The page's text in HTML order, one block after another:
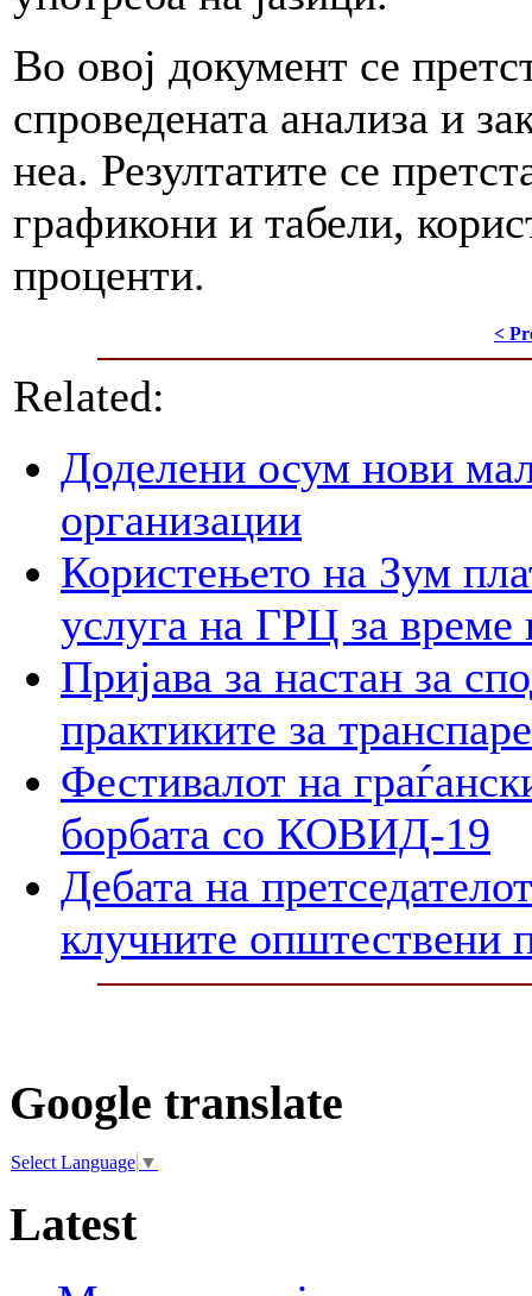
Во овој документ се
спроведената анализа и
неа. Резултатите се
графикони и табели,
проценти.
<
Related:
Доделени осум нови
организации
Користењето на Зум
услуга на ГРЦ за време
Пријава за настан за
практиките за
Фестивалот на
борбата со КОВИД-19
Дебата на
клучните општествени
Google translate
Select Language ▼
Latest